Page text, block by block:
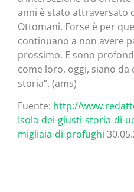
anni è stato attraversato
Ottomani. Forse è per
continuano a non avere
prossimo. E sono
come loro, oggi, siano
storia”. (ams)
Fuente: http://
Isola-dei-giusti-storia-di-
migliaia-di-profughi